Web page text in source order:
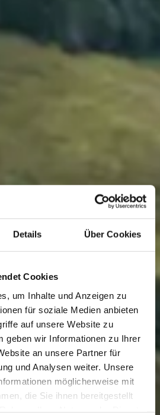
Details Über Cookies
Cookies
um Inhalte und Anzeigen zu
für soziale Medien anbieten
auf unsere Website zu
geben wir Informationen zu Ihrer
an unsere Partner für
und Analysen weiter. Unsere
möglicherweise mit
die Sie ihnen bereitgestellt